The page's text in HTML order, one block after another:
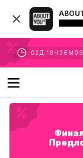
02 Д 18 Ч 26 М 06